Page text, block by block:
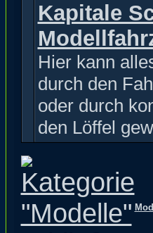
Kapitale
Hier kann
durch den
oder durch
den Löffel